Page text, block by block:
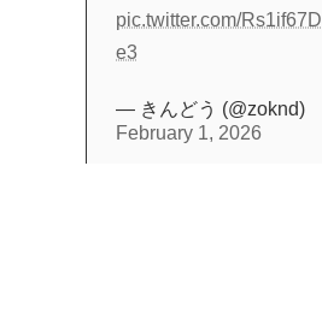
pic.twitter.com/Rs1if67D
e3
— きんどう (@zoknd)
February 1, 2026